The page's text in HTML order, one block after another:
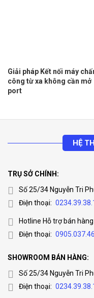
Giải pháp Kết nối máy
công từ xa không cần mở
port
HỆ
TRỤ SỞ CHÍNH:
Số 25/34 Nguyễn Tri
Điện thoại:
Hotline Hỗ trợ bán hàng
Điện thoại:
SHOWROOM BÁN HÀNG:
Số 25/34 Nguyễn Tri
Điện thoại: